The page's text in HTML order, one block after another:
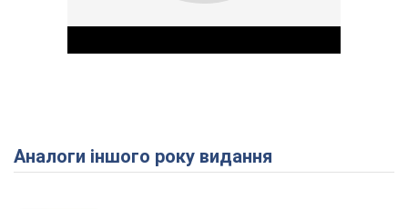
Play Video
Аналоги іншого року видання